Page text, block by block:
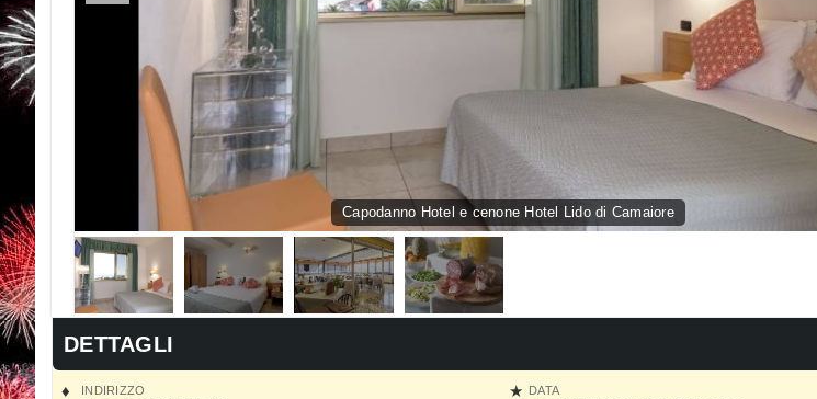
Capodanno Hotel e cenone Hotel Lido di Camaiore
DETTAGLI
INDIRIZZO DATA